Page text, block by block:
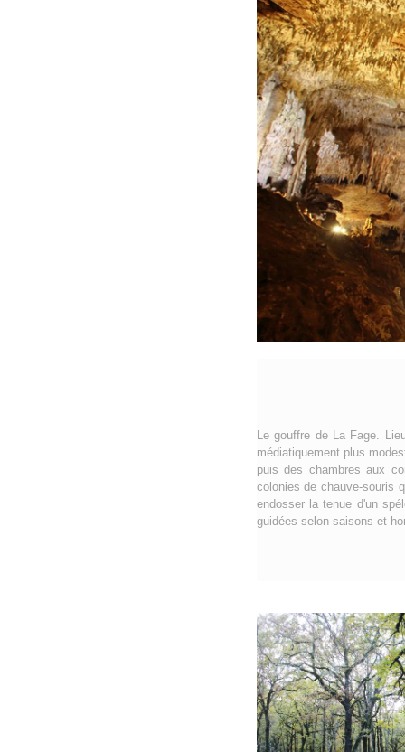
Le gouffre de La Fage.
médiatiquement plus
puis des chambres aux
colonies de chauve-souris
endosser la tenue d'un
guidées selon saisons et